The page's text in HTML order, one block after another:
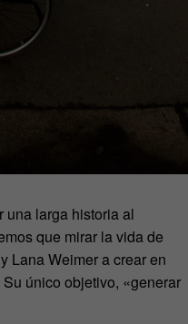
una larga historia al
que mirar la vida de
Lana Weimer a crear en
Su único objetivo, «generar